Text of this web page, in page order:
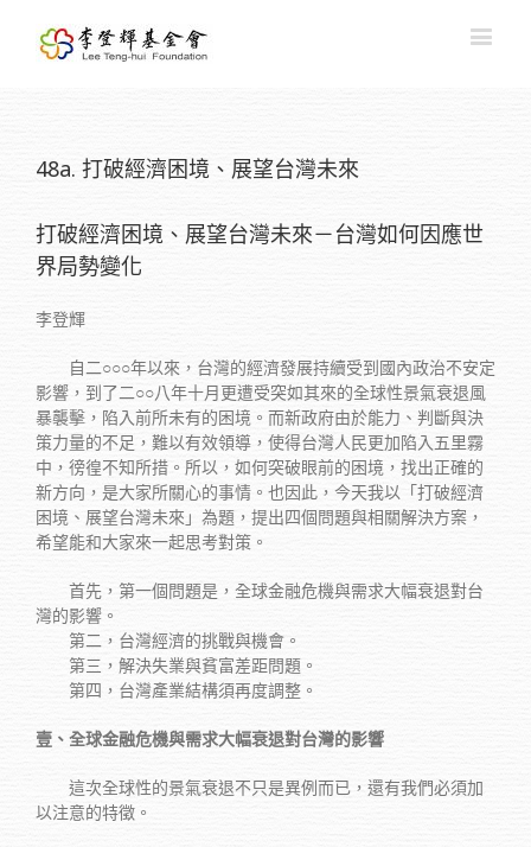
48a. 打破經濟困境、展望台灣未來
打破經濟困境、展望台灣未來－台灣如何因應世
界局勢變化
李登輝
自二○○○年以來，台灣的經濟發展持續受到國內政治不安定
影響，到了二○○八年十月更遭受突如其來的全球性景氣衰退風
暴襲擊，陷入前所未有的困境。而新政府由於能力、判斷與決
策力量的不足，難以有效領導，使得台灣人民更加陷入五里霧
中，徬徨不知所措。所以，如何突破眼前的困境，找出正確的
新方向，是大家所關心的事情。也因此，今天我以「打破經濟
困境、展望台灣未來」為題，提出四個問題與相關解決方案，
希望能和大家來一起思考對策。
首先，第一個問題是，全球金融危機與需求大幅衰退對台
灣的影響。
第二，台灣經濟的挑戰與機會。
第三，解決失業與貧富差距問題。
第四，台灣產業結構須再度調整。
壹、全球金融危機與需求大幅衰退對台灣的影響
這次全球性的景氣衰退不只是異例而已，還有我們必須加
以注意的特徵。